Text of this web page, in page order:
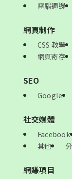
電腦週邊
網頁制作
CSS 教學
網頁寄存
SEO
Google
社交媒體
Facebook
其他
網賺項目